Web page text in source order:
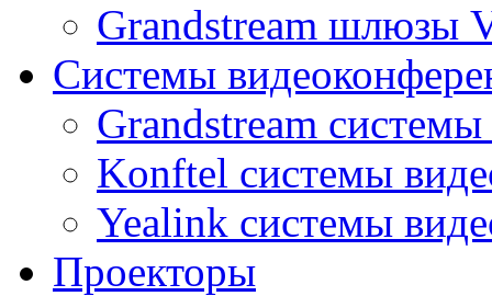
Grandstream шлюзы
Системы
Grandstream
Konftel системы
Yealink системы
Проекторы